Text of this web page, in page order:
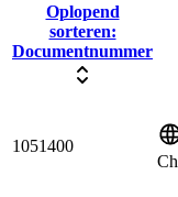
Oplopend
sorteren:
Documentnummer
1051400